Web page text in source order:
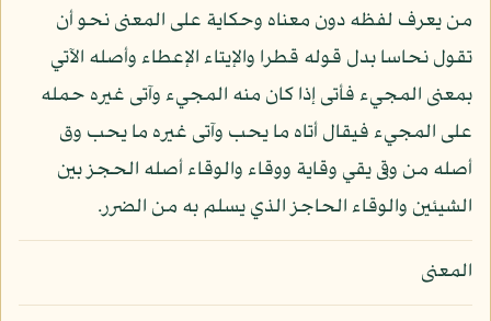
من يعرف لفظه دون معناه وحكاية على المعنى نحو أن
تقول نحاسا بدل قوله قطرا والإيتاء الإعطاء وأصله الآتي
بمعنى المجيء فأتى إذا كان منه المجيء وآتى غيره حمله
على المجيء فيقال أتاه ما يحب وآتى غيره ما يحب وق
أصله من وقى يقي وقاية ووقاء والوقاء أصله الحجز بين
الشيئين والوقاء الحاجز الذي يسلم به من الضرر.
المعنى